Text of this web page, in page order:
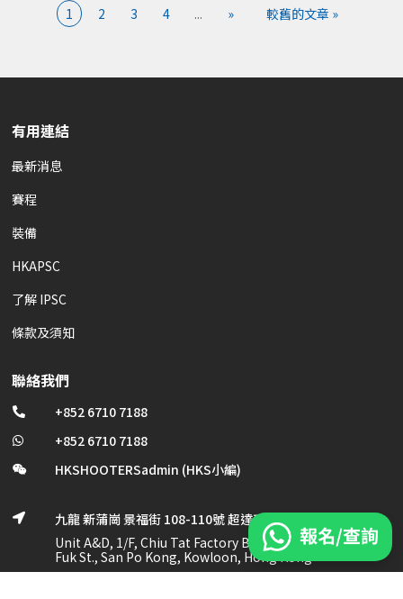
1 2 3 4 ... » 較舊的文章 »
有用連結
最新消息
賽程
裝備
HKAPSC
了解 IPSC
條款及須知
聯絡我們
 +852 6710 7188
 +852 6710 7188
 HKSHOOTERSadmin (HKS小編)

九龍 新蒲崗 景福街 108-110號 超達工業大廈 1/F, A及D室
Unit A&D, 1/F, Chiu Tat Factory Bldg., No. 108-110 King
Fuk St., San Po Kong, Kowloon, Hong Kong